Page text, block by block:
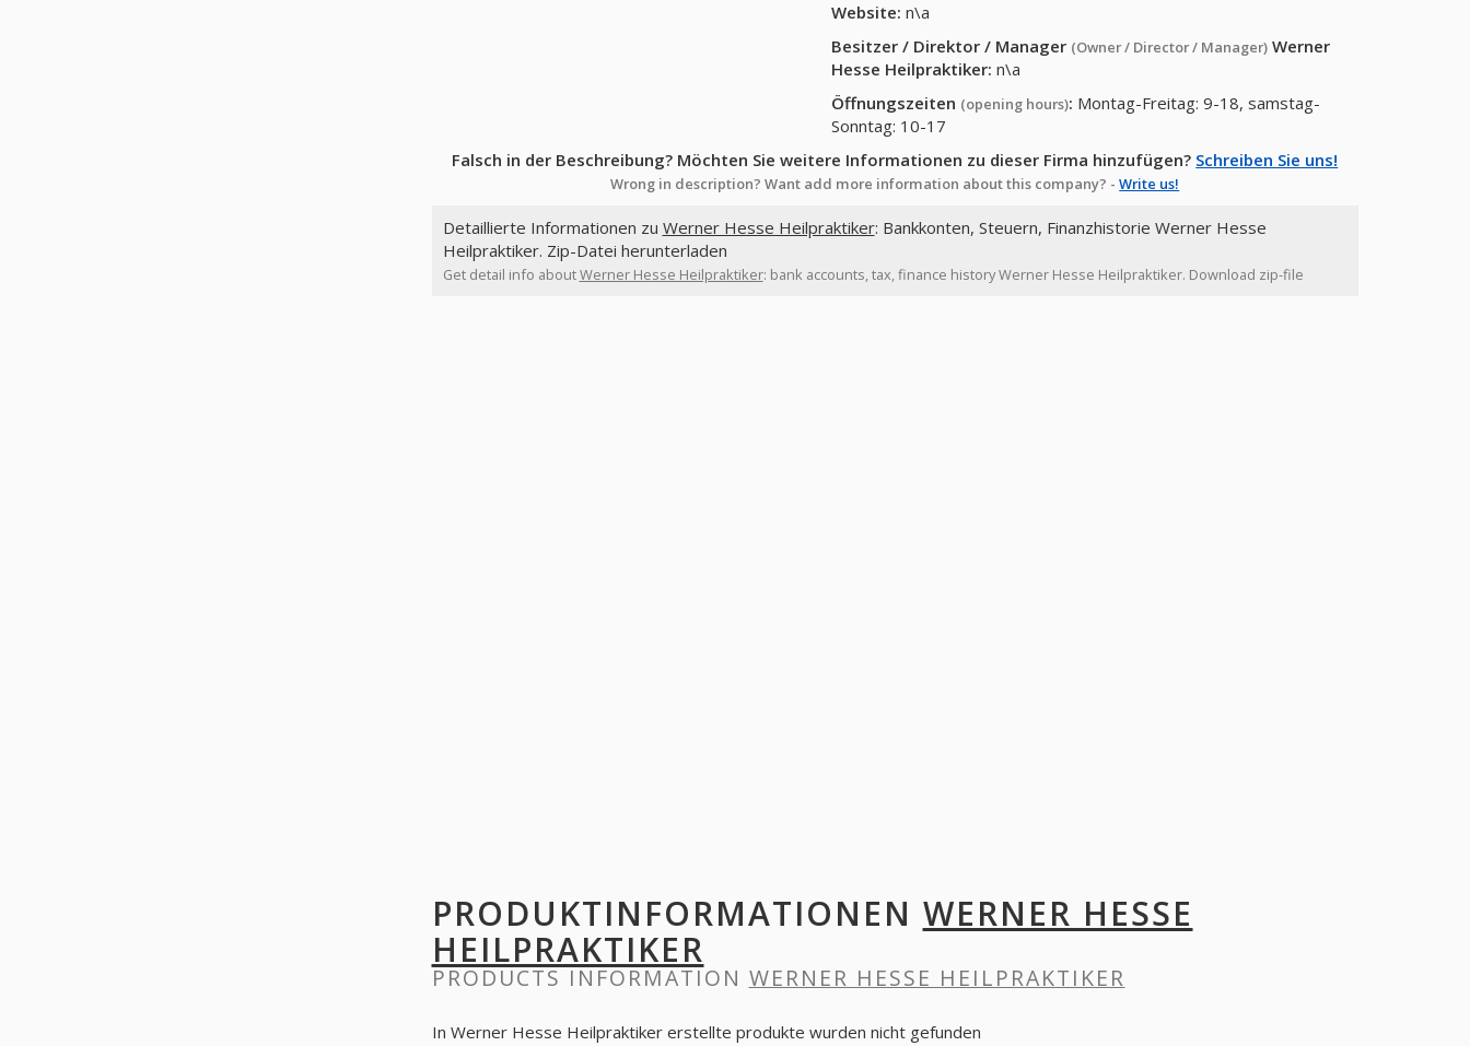
Website: n\a
Besitzer / Direktor / Manager (Owner / Director / Manager) Werner
Hesse Heilpraktiker: n\a
Öffnungszeiten (opening hours): Montag-Freitag: 9-18, samstag-
Sonntag: 10-17
Falsch in der Beschreibung? Möchten Sie weitere Informationen zu dieser Firma hinzufügen? Schreiben Sie uns!
Wrong in description? Want add more information about this company? -Write us!
Detaillierte Informationen zu Werner Hesse Heilpraktiker: Bankkonten, Steuern, Finanzhistorie Werner Hesse
Heilpraktiker. Zip-Datei herunterladen
Get detail info aboutWerner Hesse Heilpraktiker: bank accounts, tax, finance history Werner Hesse Heilpraktiker. Download zip-file
PRODUKTINFORMATIONEN WERNER HESSE
HEILPRAKTIKER
PRODUCTS INFORMATION WERNER HESSE HEILPRAKTIKER
In Werner Hesse Heilpraktiker erstellte produkte wurden nicht gefunden